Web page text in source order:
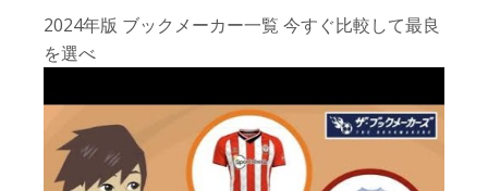
2024年版 ブックメーカー一覧 今すぐ比較して最良
を選べ